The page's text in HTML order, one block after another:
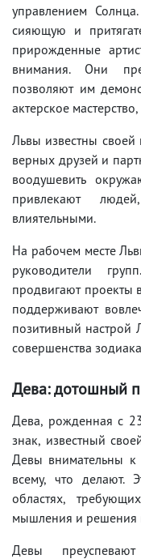
управлением
сияющую и
прирожденные
внимания. Они
позволяют им
актерское
Львы известны
верных друзей и
воодушевить
привлекают
влиятельными.
На рабочем месте
руководители
продвигают проекты
поддерживают
позитивный настрой
совершенства
Дева: дотошный
Дева, рожденная с
знак, известный
Девы внимательны к
всему, что делают.
областях,
мышления и решения
Девы